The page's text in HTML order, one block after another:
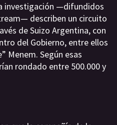
investigación —difundidos
describen un circuito
de Suizo Argentina, con
del Gobierno, entre ellos
Menem. Según esas
rondado entre 500.000 y